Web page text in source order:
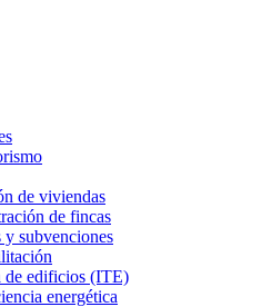
de viviendas
de fincas
y subvenciones
de edificios (ITE)
energética